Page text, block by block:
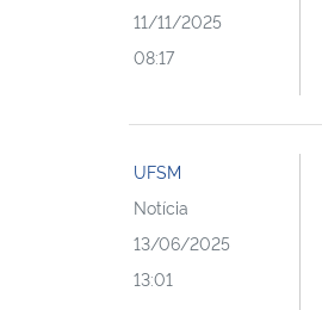
11/11/2025
08:17
UFSM
Notícia
13/06/2025
13:01